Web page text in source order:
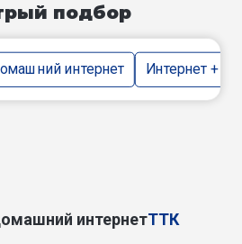
подбор
интернет Интернет + тв
интернетТТК